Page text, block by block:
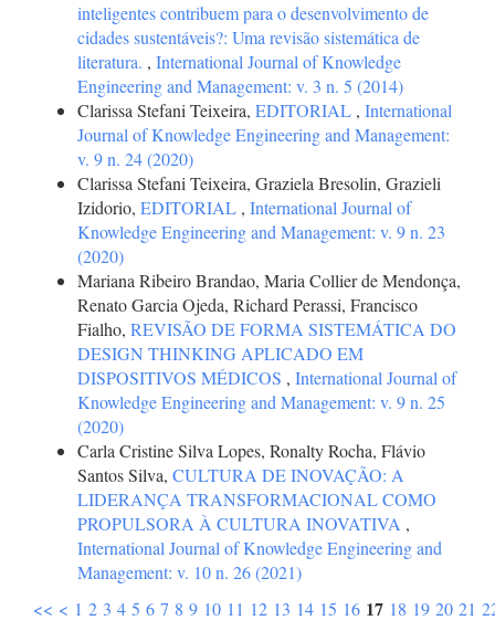
inteligentes contribuem para o desenvolvimento de
cidades sustentáveis?: Uma revisão sistemática de
literatura. , International Journal of Knowledge
Engineering and Management: v. 3 n. 5 (2014)
Clarissa Stefani Teixeira, EDITORIAL , International
Journal of Knowledge Engineering and Management:
v. 9 n. 24 (2020)
Clarissa Stefani Teixeira, Graziela Bresolin, Grazieli
Izidorio, EDITORIAL , International Journal of
Knowledge Engineering and Management: v. 9 n. 23
(2020)
Mariana Ribeiro Brandao, Maria Collier de Mendonça,
Renato Garcia Ojeda, Richard Perassi, Francisco
Fialho, REVISÃO DE FORMA SISTEMÁTICA DO
DESIGN THINKING APLICADO EM
DISPOSITIVOS MÉDICOS , International Journal of
Knowledge Engineering and Management: v. 9 n. 25
(2020)
Carla Cristine Silva Lopes, Ronalty Rocha, Flávio
Santos Silva, CULTURA DE INOVAÇÃO: A
LIDERANÇA TRANSFORMACIONAL COMO
PROPULSORA À CULTURA INOVATIVA ,
International Journal of Knowledge Engineering and
Management: v. 10 n. 26 (2021)
<< < 1 2 3 4 5 6 7 8 9 10 11 12 13 14 15 16 17 18 19 20 21